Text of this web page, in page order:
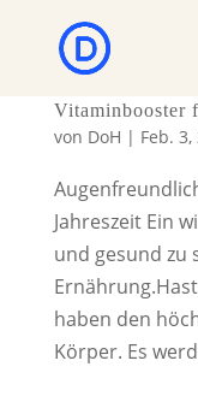
Vitaminbooster
von DoH | Feb. 3,
Jahreszeit Ein
und gesund zu
haben den
Körper. Es